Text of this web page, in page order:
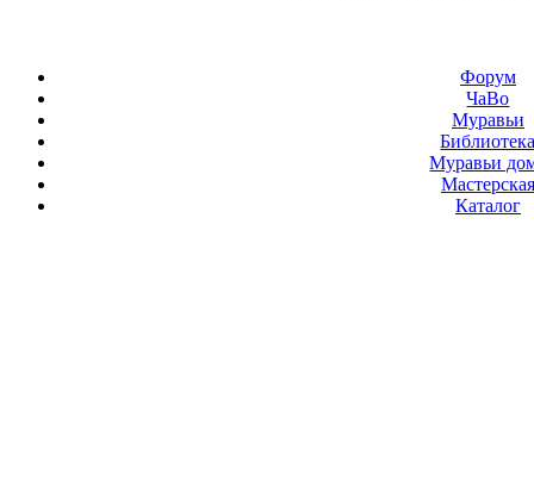
Форум
ЧаВо
Муравьи
Муравьи
Мастерская
Каталог